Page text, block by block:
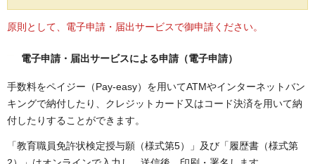
原則として、電子申請・届出サービスで御申請ください。
電子申請・届出サービスによる申請（電子申請）
手数料をペイジー（Pay-easy）を用いてATMやインターネットバン
キングで納付したり、クレジットカード又はコード決済を用いて納
付したりすることができます。
「教育職員免許状検定授与願（様式第5）」及び「履歴書（様式第